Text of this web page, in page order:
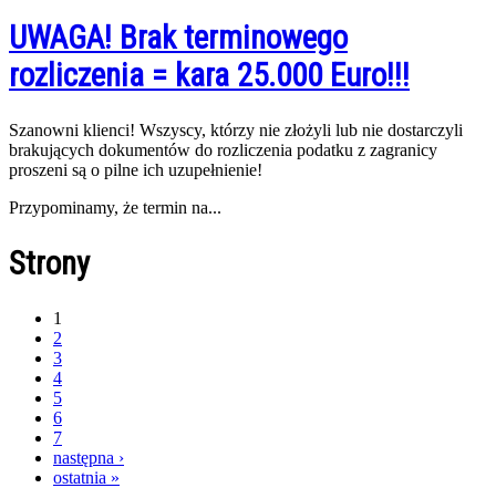
UWAGA! Brak terminowego
rozliczenia = kara 25.000 Euro!!!
Szanowni klienci! Wszyscy, którzy nie złożyli lub nie dostarczyli
brakujących dokumentów do rozliczenia podatku z zagranicy
proszeni są o pilne ich uzupełnienie!
Przypominamy, że termin na...
Strony
1
2
3
4
5
6
7
następna ›
ostatnia »